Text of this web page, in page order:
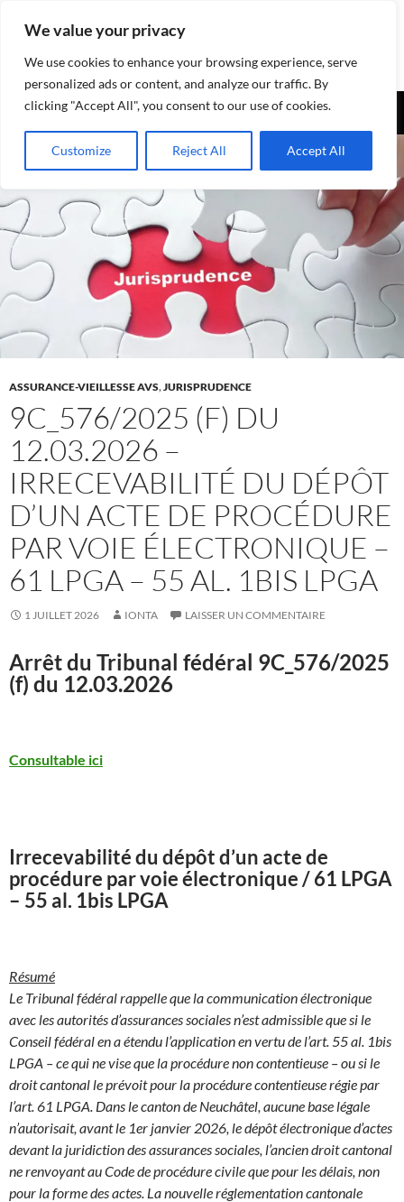
We value your privacy
We use cookies to enhance your browsing experience, serve
personalized ads or content, and analyze our traffic. By
clicking "Accept All", you consent to our use of cookies.
Customize Reject All Accept All
Assurances-sociales.info
Recherche
MENU
ASSURANCE-VIEILLESSE AVS,JURISPRUDENCE
9C_576/2025 (F) DU
12.03.2026 –
IRRECEVABILITÉ DU DÉPÔT
D’UN ACTE DE PROCÉDURE
PAR VOIE ÉLECTRONIQUE –
61 LPGA – 55 AL. 1BIS LPGA
1 JUILLET 2026 IONTA LAISSER UN COMMENTAIRE
Arrêt du Tribunal fédéral 9C_576/2025
(f) du 12.03.2026
Consultable ici
Irrecevabilité du dépôt d’un acte de
procédure par voie électronique / 61 LPGA
– 55 al. 1bis LPGA
Résumé
Le Tribunal fédéral rappelle que la communication électronique
avec les autorités d’assurances sociales n’est admissible que si le
Conseil fédéral en a étendu l’application en vertu de l’art. 55 al. 1bis
LPGA – ce qui ne vise que la procédure non contentieuse – ou si le
droit cantonal le prévoit pour la procédure contentieuse régie par
l’art. 61 LPGA. Dans le canton de Neuchâtel, aucune base légale
n’autorisait, avant le 1er janvier 2026, le dépôt électronique d’actes
devant la juridiction des assurances sociales, l’ancien droit cantonal
ne renvoyant au Code de procédure civile que pour les délais, non
pour la forme des actes. La nouvelle réglementation cantonale